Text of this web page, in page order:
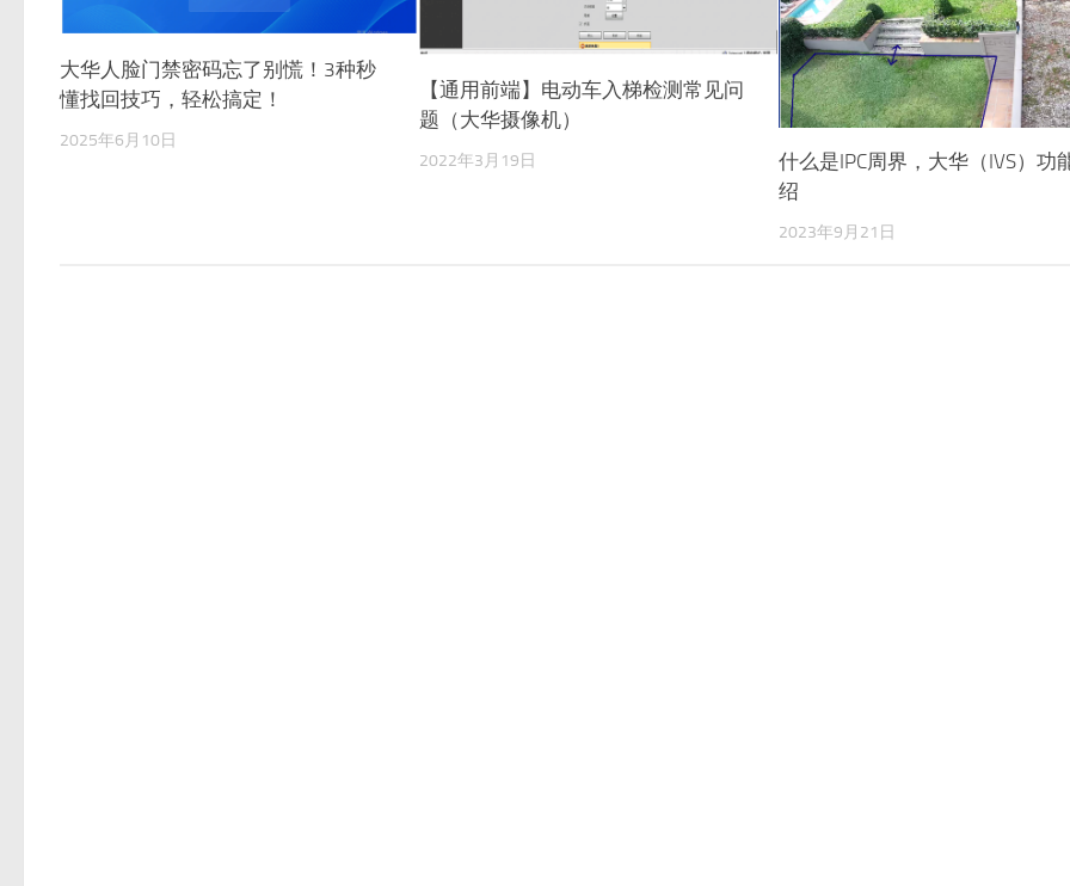
大华人脸门禁密码忘了别慌！3种秒
懂找回技巧，轻松搞定！
2025年6月10日
【通用前端】电动车入梯检测常见问
题（大华摄像机）
2022年3月19日
什么是IPC周界，大华（IVS）功
绍
2023年9月21日